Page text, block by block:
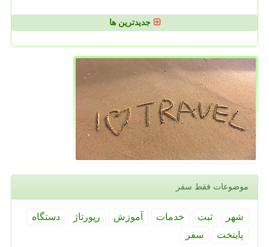
جدیدترین ها
موضوعات فقط سفر
شهر ثبت خدمات آموزش رپورتاژ
دستگاه
پایتخت
سفر